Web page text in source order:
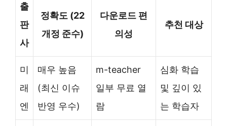
출
판
사
정확도 (22
개정 준수)
다운로드 편
의성
추천 대상
미
래
엔
매우 높음
(최신 이슈
반영 우수)
m-teacher
일부 무료 열
람
심화 학습
및 깊이 있
는 학습자